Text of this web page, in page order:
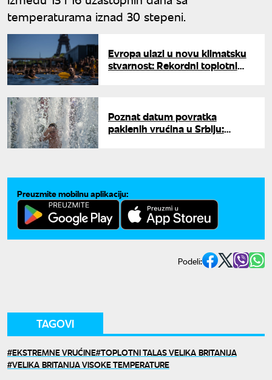
temperaturama iznad 30 stepeni.
Evropa ulazi u novu klimatsku
stvarnost: Rekordni toplotni
Poznat datum povratka
paklenih vrućina u Srbiju:
Preuzmite mobilnu aplikaciju:
Podeli:
TAGOVI
EKSTREMNE VRUĆINE TOPLOTNI TALAS VELIKA BRITANIJA
VELIKA BRITANIJA VISOKE TEMPERATURE